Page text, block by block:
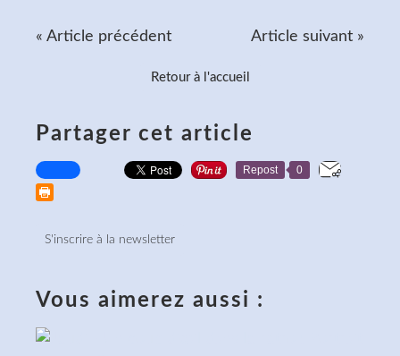
« Article précédent Article suivant »
Retour à l'accueil
Partager cet article
Repost 0
S'inscrire à la newsletter
Vous aimerez aussi :